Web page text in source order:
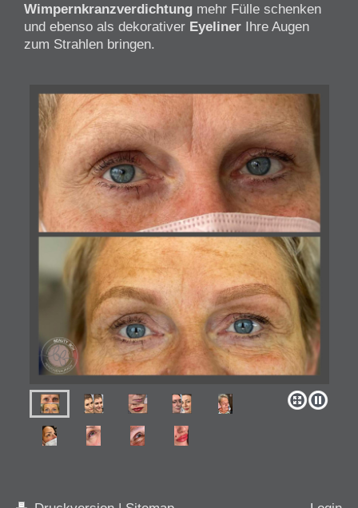
Wimpernkranzverdichtung mehr Fülle schenken
und ebenso als dekorativer Eyeliner Ihre Augen
zum Strahlen bringen.